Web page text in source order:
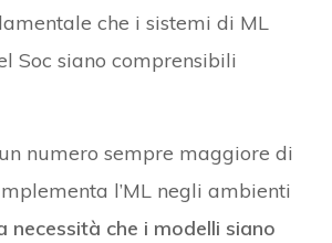
che i sistemi di ML
Soc siano comprensibili
numero sempre maggiore di
l’ML negli ambienti
necessità che i modelli siano